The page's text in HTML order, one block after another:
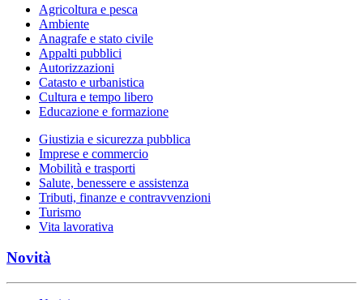
Agricoltura e pesca
Ambiente
Anagrafe e stato civile
Appalti pubblici
Autorizzazioni
Catasto e urbanistica
Cultura e tempo libero
Educazione e formazione
Giustizia e sicurezza pubblica
Imprese e commercio
Mobilità e trasporti
Salute, benessere e assistenza
Tributi, finanze e contravvenzioni
Turismo
Vita lavorativa
Novità